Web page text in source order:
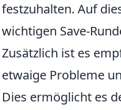
festzuhalten. Auf
wichtigen Save-
Zusätzlich ist es
etwaige Probleme
Dies ermöglicht es